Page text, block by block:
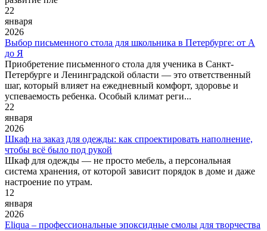
22
января
2026
Выбор письменного стола для школьника в Петербурге: от А
до Я
Приобретение письменного стола для ученика в Санкт-
Петербурге и Ленинградской области — это ответственный
шаг, который влияет на ежедневный комфорт, здоровье и
успеваемость ребенка. Особый климат реги...
22
января
2026
Шкаф на заказ для одежды: как спроектировать наполнение,
чтобы всё было под рукой
Шкаф для одежды — не просто мебель, а персональная
система хранения, от которой зависит порядок в доме и даже
настроение по утрам.
12
января
2026
Eliqua – профессиональные эпоксидные смолы для творчества